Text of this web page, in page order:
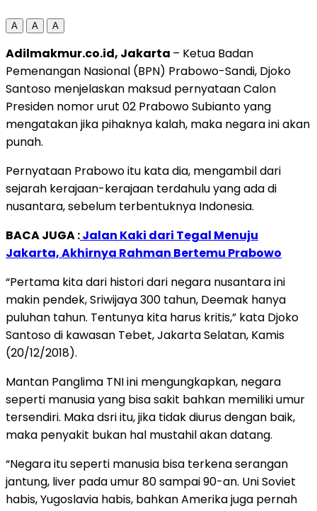
A A A
Adilmakmur.co.id, Jakarta – Ketua Badan
Pemenangan Nasional (BPN) Prabowo-Sandi, Djoko
Santoso menjelaskan maksud pernyataan Calon
Presiden nomor urut 02 Prabowo Subianto yang
mengatakan jika pihaknya kalah, maka negara ini akan
punah.
Pernyataan Prabowo itu kata dia, mengambil dari
sejarah kerajaan-kerajaan terdahulu yang ada di
nusantara, sebelum terbentuknya Indonesia.
BACA JUGA :Jalan Kaki dari Tegal Menuju
Jakarta, Akhirnya Rahman Bertemu Prabowo
“Pertama kita dari histori dari negara nusantara ini
makin pendek, Sriwijaya 300 tahun, Deemak hanya
puluhan tahun. Tentunya kita harus kritis,” kata Djoko
Santoso di kawasan Tebet, Jakarta Selatan, Kamis
(20/12/2018).
Mantan Panglima TNI ini mengungkapkan, negara
seperti manusia yang bisa sakit bahkan memiliki umur
tersendiri. Maka dsri itu, jika tidak diurus dengan baik,
maka penyakit bukan hal mustahil akan datang.
“Negara itu seperti manusia bisa terkena serangan
jantung, liver pada umur 80 sampai 90-an. Uni Soviet
habis, Yugoslavia habis, bahkan Amerika juga pernah